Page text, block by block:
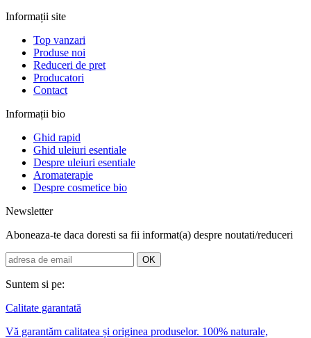
Informații site
Top vanzari
Produse noi
Reduceri de pret
Producatori
Contact
Informații bio
Ghid rapid
Ghid uleiuri esentiale
Despre uleiuri esentiale
Aromaterapie
Despre cosmetice bio
Newsletter
Aboneaza-te daca doresti sa fii informat(a) despre noutati/reduceri
Suntem si pe:
Calitate garantată
Vă garantăm calitatea și originea produselor. 100% naturale,